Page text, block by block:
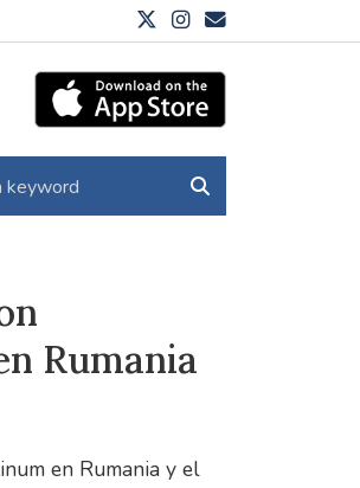
Rumania
en Rumania y el